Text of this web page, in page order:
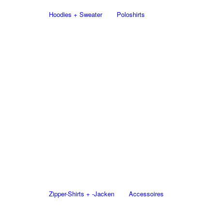
Hoodies + Sweater Poloshirts
Zipper-Shirts + -Jacken Accessoires